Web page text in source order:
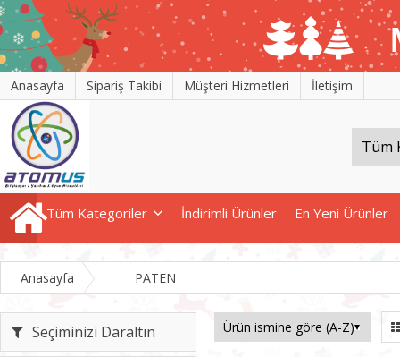
Anasayfa Sipariş Takibi Müşteri Hizmetleri İletişim
Tüm Kategoriler İndirimli Ürünler En Yeni Ürünler
Anasayfa PATEN
Seçiminizi Daraltın